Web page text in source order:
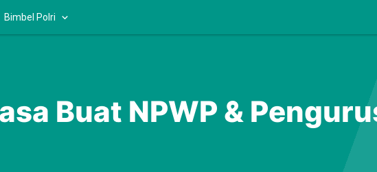
Bimbel Polri
Buat NPWP &